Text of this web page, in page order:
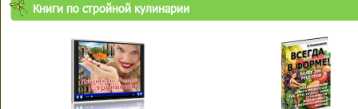
Книги по стройной кулинарии